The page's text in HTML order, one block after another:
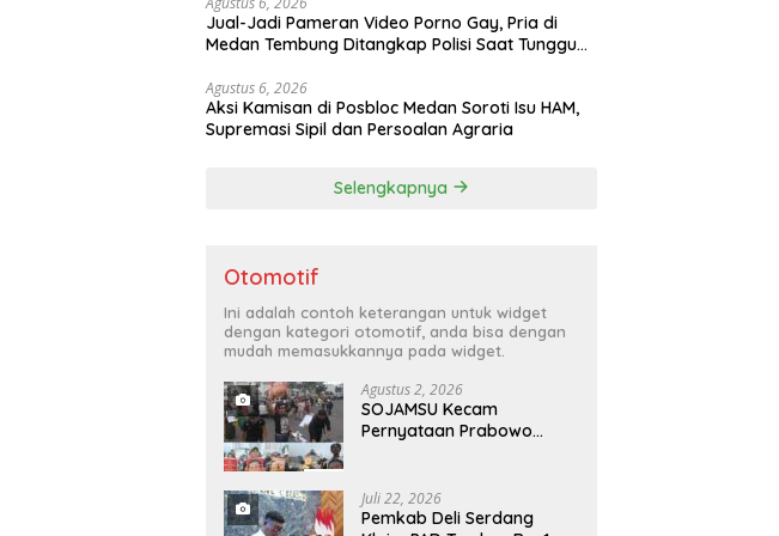
Jual-Jadi Pameran Video Porno Gay, Pria di
Medan Tembung Ditangkap Polisi Saat Tunggu
Agustus 6, 2026
Aksi Kamisan di Posbloc Medan Soroti Isu HAM,
Supremasi Sipil dan Persoalan Agraria
Selengkapnya
Otomotif
Ini adalah contoh keterangan untuk widget
dengan kategori otomotif, anda bisa dengan
mudah memasukkannya pada widget.
Agustus 2, 2026
SOJAMSU Kecam
Pernyataan Prabowo
Ireng” : “Presiden RI
Omon-Omon Demokrasi
Juli 22, 2026
Pemkab Deli Serdang